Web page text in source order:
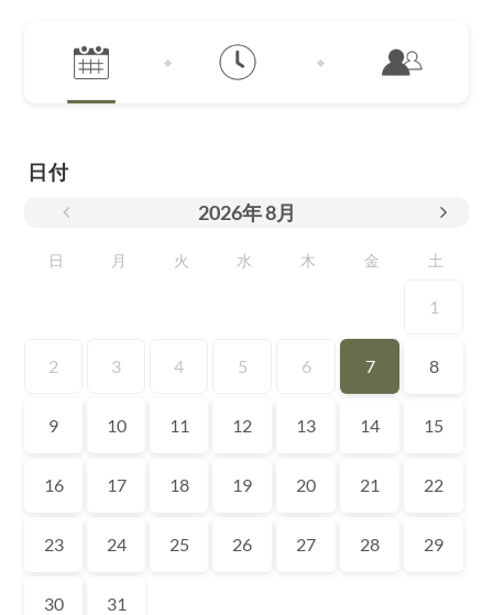
日付
2026年8月
日 月 火 水 木 金 土
1
2 3 4 5 6 7 8
9 10 11 12 13 14 15
16 17 18 19 20 21 22
23 24 25 26 27 28 29
30 31